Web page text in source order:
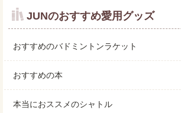
JUNのおすすめ愛用グッズ
おすすめのバドミントンラケット
おすすめの本
本当におススメのシャトル